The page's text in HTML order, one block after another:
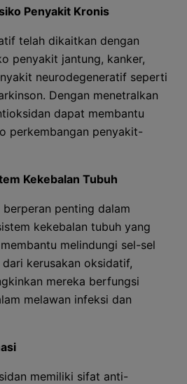
Penyakit Kronis
telah dikaitkan dengan
penyakit jantung, kanker,
neurodegeneratif seperti
Dengan menetralkan
dapat membantu
perkembangan penyakit-
Kekebalan Tubuh
penting dalam
kekebalan tubuh yang
melindungi sel-sel
kerusakan oksidatif,
mereka berfungsi
melawan infeksi dan
memiliki sifat anti-